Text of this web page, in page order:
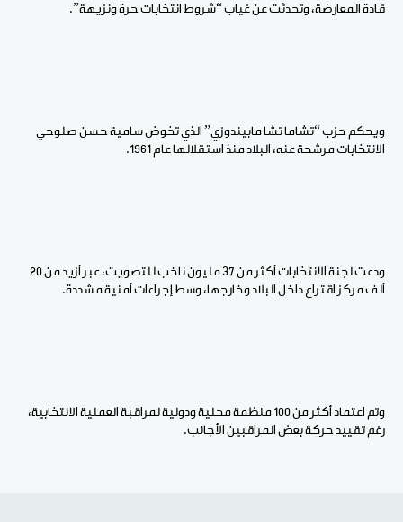
قادة المعارضة، وتحدثت عن غياب “شروط انتخابات حرة ونزيهة”.
ويحكم حزب “تشاما تشا مابيندوزي” الذي تخوض سامية حسن صلوحي
الانتخابات مرشحة عنه، البلاد منذ استقلالها عام 1961.
ودعت لجنة الانتخابات أكثر من 37 مليون ناخب للتصويت، عبر أزيد من 20
ألف مركز اقتراع داخل البلاد وخارجها، وسط إجراءات أمنية مشددة.
وتم اعتماد أكثر من 100 منظمة محلية ودولية لمراقبة العملية الانتخابية،
رغم تقييد حركة بعض المراقبين الأجانب.